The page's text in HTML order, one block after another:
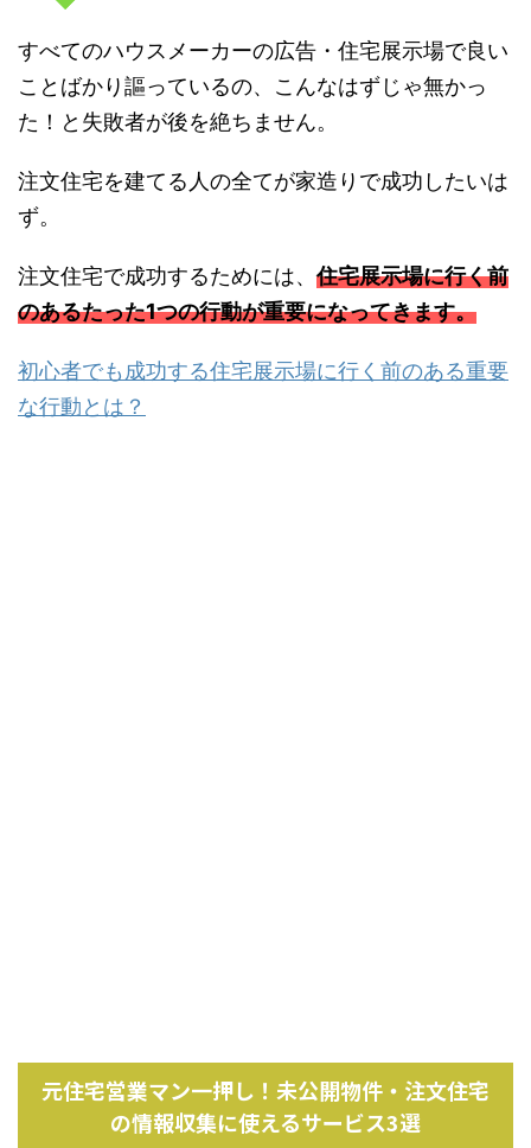
すべてのハウスメーカーの広告・住宅展示場で良い
ことばかり謳っているの、こんなはずじゃ無かっ
た！と失敗者が後を絶ちません。
注文住宅を建てる人の全てが家造りで成功したいは
ず。
注文住宅で成功するためには、住宅展示場に行く前
のあるたった1つの行動が重要になってきます。
初心者でも成功する住宅展示場に行く前のある重要
な行動とは？
元住宅営業マン一押し！未公開物件・注文住宅
の情報収集に使えるサービス3選